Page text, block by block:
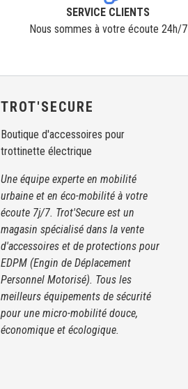
SERVICE CLIENTS
Nous sommes à votre écoute 24h/7
TROT'SECURE
Boutique d'accessoires pour
trottinette électrique
Une équipe experte en mobilité
urbaine et en éco-mobilité à votre
écoute 7j/7. Trot'Secure est un
magasin spécialisé dans la vente
d'accessoires et de protections pour
EDPM (Engin de Déplacement
Personnel Motorisé). Tous les
meilleurs équipements de sécurité
pour une micro-mobilité douce,
économique et écologique.